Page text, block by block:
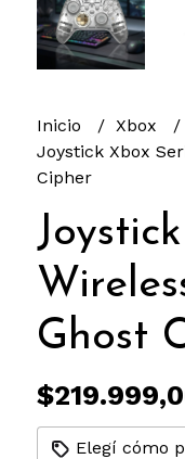
Inicio Xbox
Joystick Xbox
Cipher
Ghost
Elegí cómo